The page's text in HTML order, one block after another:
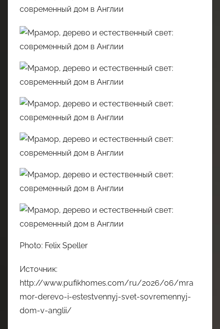
Photo: Felix Speller
Источник:
http://www.pufikhomes.com/ru/2026/06/mra
mor-derevo-i-estestvennyj-svet-sovremennyj-
dom-v-anglii/